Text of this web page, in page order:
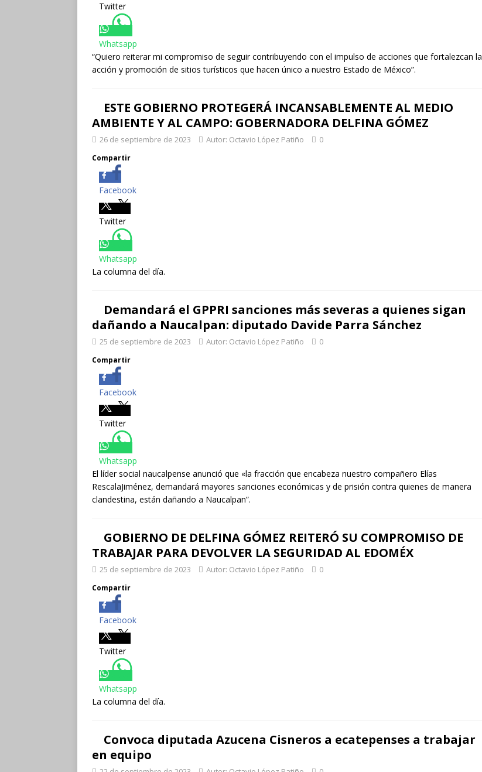
Twitter
Whatsapp
“Quiero reiterar mi compromiso de seguir contribuyendo con el impulso de acciones que fortalezcan la
acción y promoción de sitios turísticos que hacen único a nuestro Estado de México”.
ESTE GOBIERNO PROTEGERÁ INCANSABLEMENTE AL MEDIO
AMBIENTE Y AL CAMPO: GOBERNADORA DELFINA GÓMEZ
26 de septiembre de 2023 Autor: Octavio López Patiño 0
Compartir
Facebook
Twitter
Whatsapp
La columna del día.
Demandará el GPPRI sanciones más severas a quienes sigan
dañando a Naucalpan: diputado Davide Parra Sánchez
25 de septiembre de 2023 Autor: Octavio López Patiño 0
Compartir
Facebook
Twitter
Whatsapp
El líder social naucalpense anunció que «la fracción que encabeza nuestro compañero Elías
RescalaJiménez, demandará mayores sanciones económicas y de prisión contra quienes de manera
clandestina, están dañando a Naucalpan”.
GOBIERNO DE DELFINA GÓMEZ REITERÓ SU COMPROMISO DE
TRABAJAR PARA DEVOLVER LA SEGURIDAD AL EDOMÉX
25 de septiembre de 2023 Autor: Octavio López Patiño 0
Compartir
Facebook
Twitter
Whatsapp
La columna del día.
Convoca diputada Azucena Cisneros a ecatepenses a trabajar
en equipo